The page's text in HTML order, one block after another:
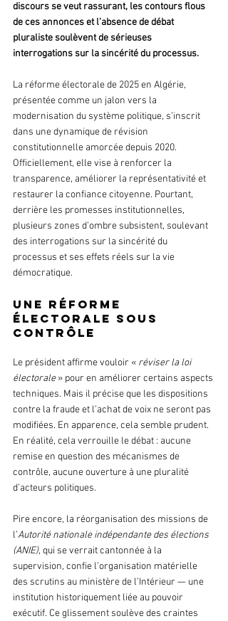
discours se veut rassurant, les contours flous
de ces annonces et l’absence de débat
pluraliste soulèvent de sérieuses
interrogations sur la sincérité du processus.
La réforme électorale de 2025 en Algérie,
présentée comme un jalon vers la
modernisation du système politique, s’inscrit
dans une dynamique de révision
constitutionnelle amorcée depuis 2020.
Officiellement, elle vise à renforcer la
transparence, améliorer la représentativité et
restaurer la confiance citoyenne. Pourtant,
derrière les promesses institutionnelles,
plusieurs zones d’ombre subsistent, soulevant
des interrogations sur la sincérité du
processus et ses effets réels sur la vie
démocratique.
Une réforme
électorale sous
contrôle
Le président affirme vouloir « réviser la loi
électorale » pour en améliorer certains aspects
techniques. Mais il précise que les dispositions
contre la fraude et l’achat de voix ne seront pas
modifiées. En apparence, cela semble prudent.
En réalité, cela verrouille le débat : aucune
remise en question des mécanismes de
contrôle, aucune ouverture à une pluralité
d’acteurs politiques.
Pire encore, la réorganisation des missions de
l’Autorité nationale indépendante des élections
(ANIE), qui se verrait cantonnée à la
supervision, confie l’organisation matérielle
des scrutins au ministère de l’Intérieur — une
institution historiquement liée au pouvoir
exécutif. Ce glissement soulève des craintes